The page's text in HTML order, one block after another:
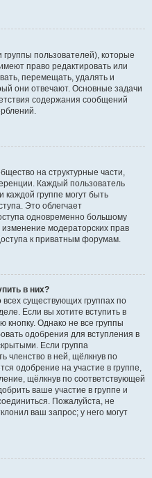
пользователей), которые
право редактировать или
перемещать, удалять и
они отвечают. Основные задачи
содержания сообщений
на структурные части,
Каждый пользователь
каждой группе могут быть
Это облегчает
одновременно большому
модераторских прав
к приватным форумам.
в них?
существующих группах по
Если вы хотите вступить в
кнопку. Однако не все группы
одобрения для вступления в
Если группа
членство в ней, щёлкнув по
одобрение на участие в группе,
щёлкнув по соответствующей
ваше участие в группе и
Пожалуйста, не
ваш запрос; у него могут